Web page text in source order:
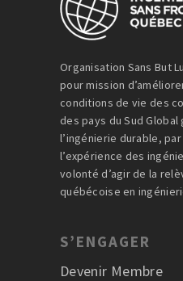
Organisation Sans But
pour mission
conditions de vie des
des pays du Sud Global
l’ingénierie durable, par
l’expérience des
volonté d’agir de la
québécoise en
S’ENGAGER
Devenir Membre